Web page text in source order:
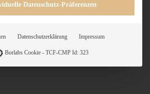
Datenschutz-Präferenzen
Datenschutzerklärung Impressum
Borlabs Cookie - TCF-CMP Id: 323